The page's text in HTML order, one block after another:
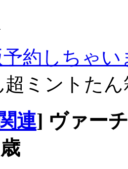
予約しちゃ
超ミントた
連] ヴァー